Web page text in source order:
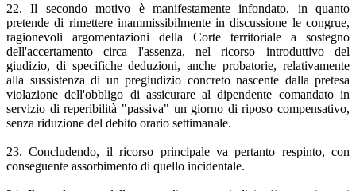
22. Il secondo motivo è manifestamente infondato, in quanto
pretende di rimettere inammissibilmente in discussione le congrue,
ragionevoli argomentazioni della Corte territoriale a sostegno
dell'accertamento circa l'assenza, nel ricorso introduttivo del
giudizio, di specifiche deduzioni, anche probatorie, relativamente
alla sussistenza di un pregiudizio concreto nascente dalla pretesa
violazione dell'obbligo di assicurare al dipendente comandato in
servizio di reperibilità "passiva" un giorno di riposo compensativo,
senza riduzione del debito orario settimanale.
23. Concludendo, il ricorso principale va pertanto respinto, con
conseguente assorbimento di quello incidentale.